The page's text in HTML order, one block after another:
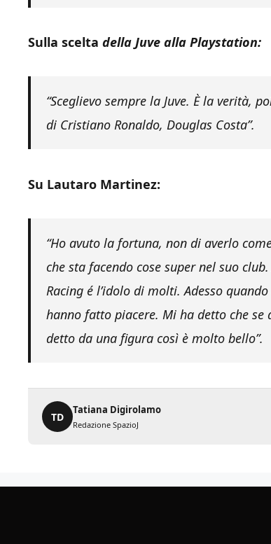
Sulla scelta della Juve alla Playstation:
“Sceglievo sempre la Juve. È la verità,
di Cristiano Ronaldo, Douglas Costa”.
Su Lautaro Martinez:
“Ho avuto la fortuna, non di averlo
che sta facendo cose super nel suo
Racing é l’idolo di molti. Adesso
hanno fatto piacere. Mi ha detto che
detto da una figura così è molto bello”.
TD
Tatiana Digirolamo
Redazione SpazioJ